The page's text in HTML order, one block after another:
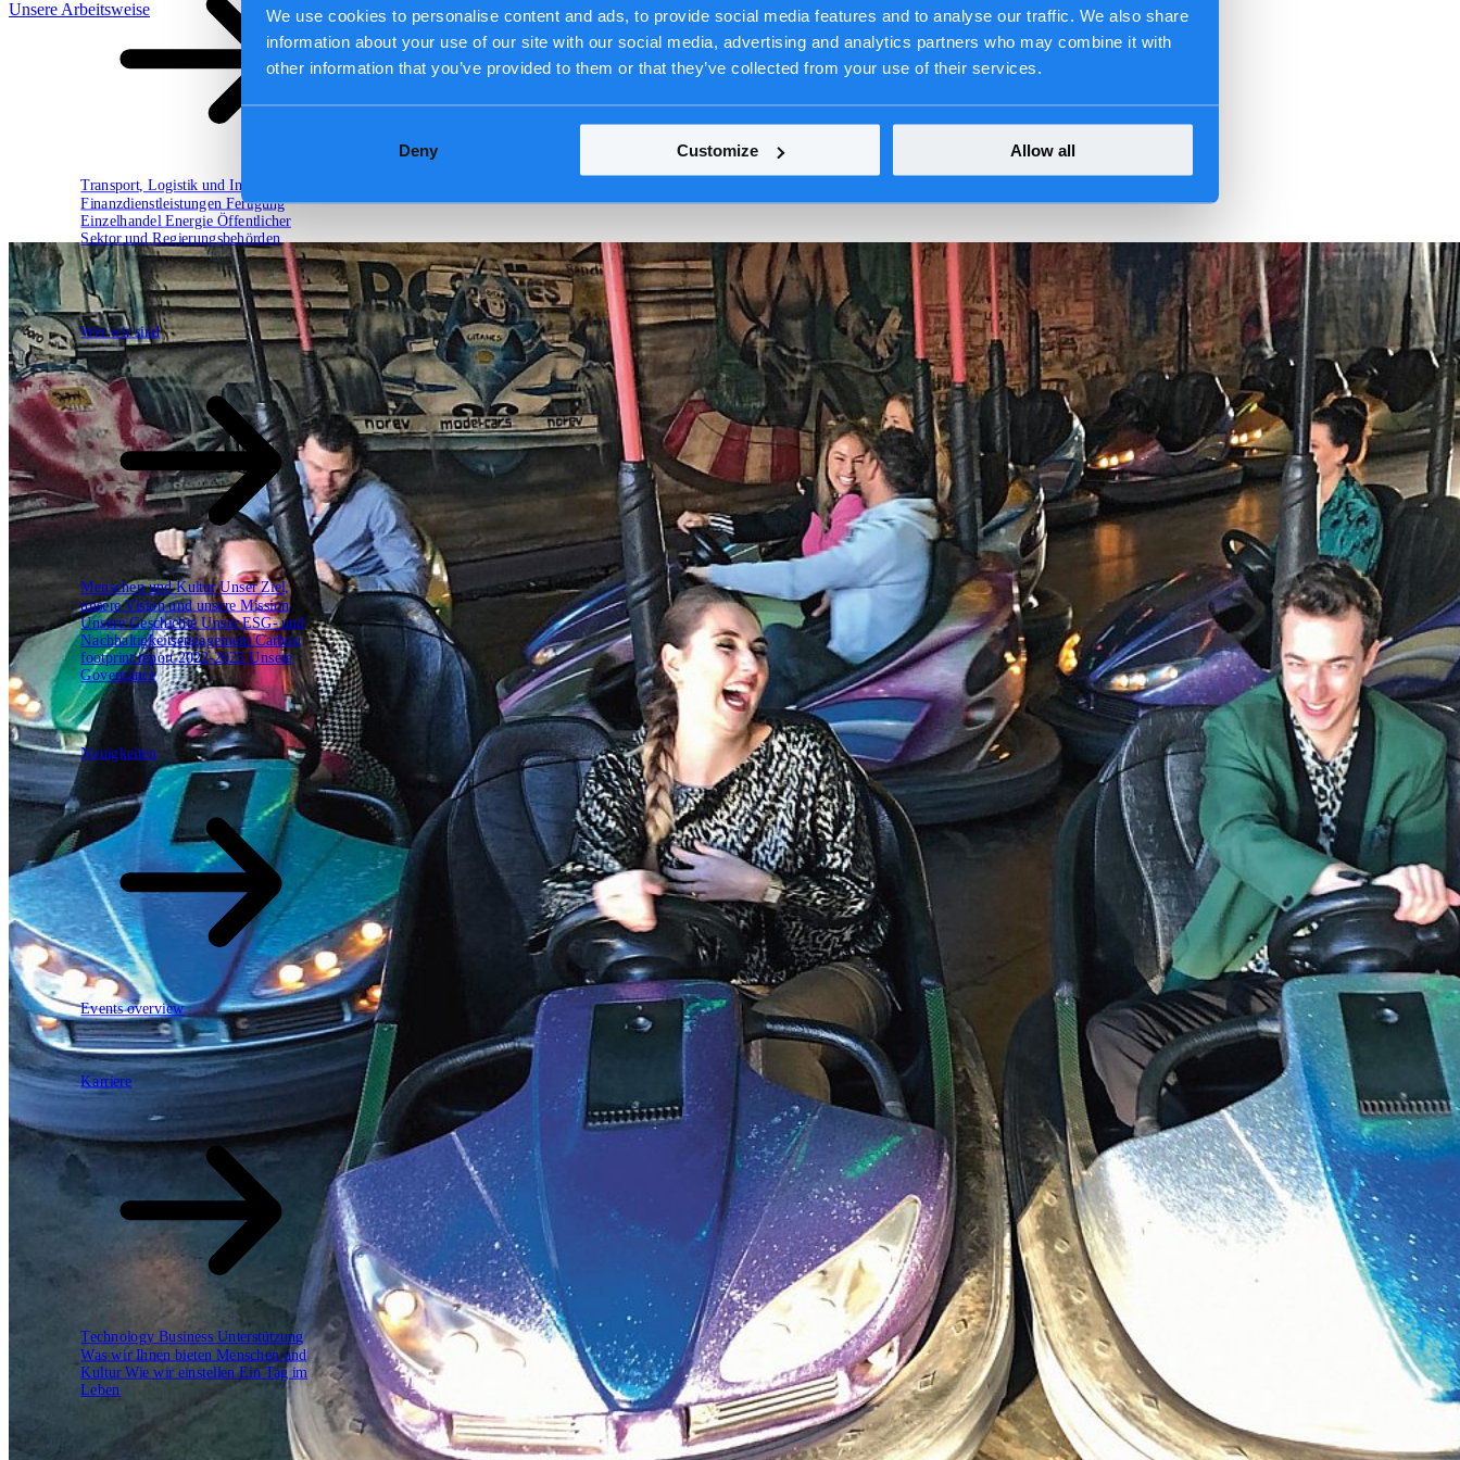
We use cookies to personalise content and ads, to provide social media features and to analyse our traffic. We also share
information about your use of our site with our social media, advertising and analytics partners who may combine it with
other information that you’ve provided to them or that they’ve collected from your use of their services.
Deny Customize Allow all
Transport, Logistik und Infrastruktur
Finanzdienstleistungen Fertigung
Einzelhandel Energie Öffentlicher
Sektor und Regierungsbehörden
Technologiepartner
Wer wir sind
Wer wir sind
Menschen und KulturUnser Ziel,
unsere Vision und unsere Mission
Unsere GeschichteUnser ESG- und
NachhaltigkeitsengagementCarbon
footprint report 2022-2025Unsere
Governance
Neuigkeiten
Neuigkeiten
Events overview
Karriere62
Karriere
Technology Business Unterstützung
Was wir Ihnen bieten Menschen und
KulturWie wir einstellenEin Tag im
Leben
Unsere Arbeitsweise